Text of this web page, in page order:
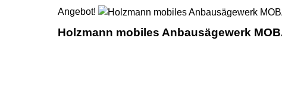
Angebot!
Holzmann mobiles Anbausägewerk